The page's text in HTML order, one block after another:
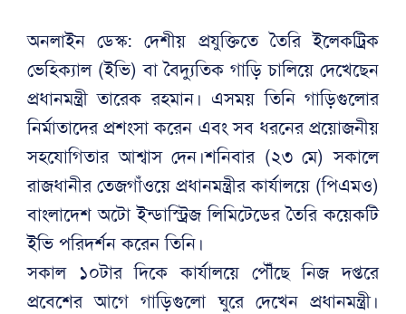
অনলাইন ডেস্ক: দেশীয় প্রযুক্তিতে তৈরি ইলেকট্রিক
ভেহিক্যাল (ইভি) বা বৈদ্যুতিক গাড়ি চালিয়ে দেখেছেন
প্রধানমন্ত্রী তারেক রহমান। এসময় তিনি গাড়িগুলোর
নির্মাতাদের প্রশংসা করেন এবং সব ধরনের প্রয়োজনীয়
সহযোগিতার আশ্বাস দেন।শনিবার (২৩ মে) সকালে
রাজধানীর তেজগাঁওয়ে প্রধানমন্ত্রীর কার্যালয়ে (পিএমও)
বাংলাদেশ অটো ইন্ডাস্ট্রিজ লিমিটেডের তৈরি কয়েকটি
ইভি পরিদর্শন করেন তিনি।
সকাল ১০টার দিকে কার্যালয়ে পৌঁছে নিজ দপ্তরে
প্রবেশের আগে গাড়িগুলো ঘুরে দেখেন প্রধানমন্ত্রী।